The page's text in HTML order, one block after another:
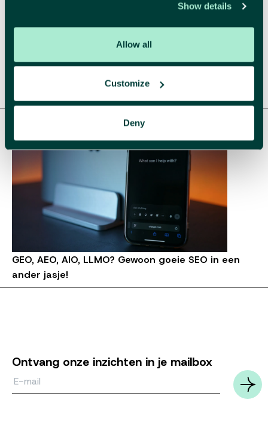
Show details
Allow all
Customize
Deny
The A to Z of marketing trends for 2026
GEO, AEO, AIO, LLMO? Gewoon goeie SEO in een
ander jasje!
Ontvang onze inzichten in je mailbox